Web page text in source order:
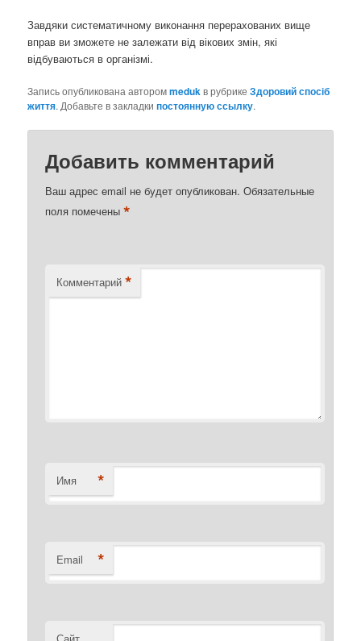
Завдяки систематичному виконання перерахованих вище
вправ ви зможете не залежати від вікових змін, які
відбуваються в організмі.
Запись опубликована авторомmedukв рубрикеЗдоровий спосіб
життя. Добавьте в закладкипостоянную ссылку.
Добавить комментарий
Ваш адрес email не будет опубликован. Обязательные
поля помечены*
Комментарий *
Имя *
Email *
Сайт